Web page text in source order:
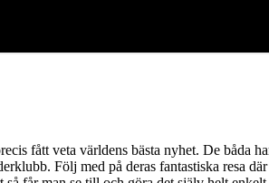
fått veta världens bästa nyhet. De båda
Följ med på deras fantastiska resa